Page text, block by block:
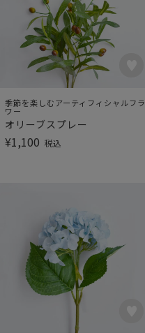
季節を楽しむアーティフィシャルフラ
ワー
オリーブスプレー
¥1,100 税込